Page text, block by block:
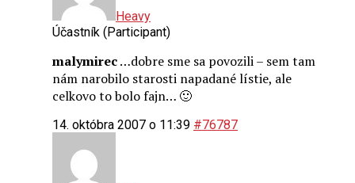
Heavy
Účastník (Participant)
malymirec…dobre sme sa povozili – sem tam
nám narobilo starosti napadané lístie, ale
celkovo to bolo fajn… 🙂
14. októbra 2007 o 11:39 #76787